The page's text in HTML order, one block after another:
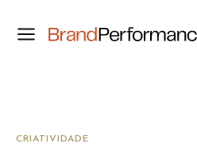
CRIATIVIDADE